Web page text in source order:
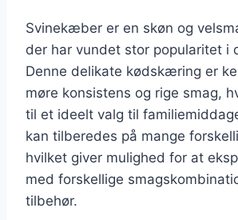
Svinekæber er en skøn og
der har vundet stor popularitet i
Denne delikate kødskæring er
møre konsistens og rige smag,
til et ideelt valg til
kan tilberedes på mange
hvilket giver mulighed for at
med forskellige
tilbehør.